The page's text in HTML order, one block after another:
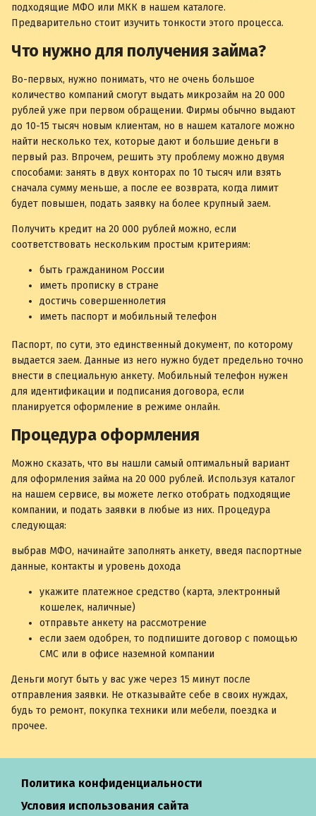
подходящие МФО или МКК в нашем каталоге.
Предварительно стоит изучить тонкости этого процесса.
Что нужно для получения займа?
Во-первых, нужно понимать, что не очень большое
количество компаний смогут выдать микрозайм на 20 000
рублей уже при первом обращении. Фирмы обычно выдают
до 10-15 тысяч новым клиентам, но в нашем каталоге можно
найти несколько тех, которые дают и большие деньги в
первый раз. Впрочем, решить эту проблему можно двумя
способами: занять в двух конторах по 10 тысяч или взять
сначала сумму меньше, а после ее возврата, когда лимит
будет повышен, подать заявку на более крупный заем.
Получить кредит на 20 000 рублей можно, если
соответствовать нескольким простым критериям:
быть гражданином России
иметь прописку в стране
достичь совершеннолетия
иметь паспорт и мобильный телефон
Паспорт, по сути, это единственный документ, по которому
выдается заем. Данные из него нужно будет предельно точно
внести в специальную анкету. Мобильный телефон нужен
для идентификации и подписания договора, если
планируется оформление в режиме онлайн.
Процедура оформления
Можно сказать, что вы нашли самый оптимальный вариант
для оформления займа на 20 000 рублей. Используя каталог
на нашем сервисе, вы можете легко отобрать подходящие
компании, и подать заявки в любые из них. Процедура
следующая:
выбрав МФО, начинайте заполнять анкету, введя паспортные
данные, контакты и уровень дохода
укажите платежное средство (карта, электронный
кошелек, наличные)
отправьте анкету на рассмотрение
если заем одобрен, то подпишите договор с помощью
СМС или в офисе наземной компании
Деньги могут быть у вас уже через 15 минут после
отправления заявки. Не отказывайте себе в своих нуждах,
будь то ремонт, покупка техники или мебели, поездка и
прочее.
Политика конфиденциальности
Условия использования сайта